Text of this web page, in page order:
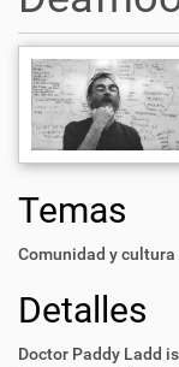
Temas
Comunidad y cultura
Detalles
Doctor Paddy Ladd